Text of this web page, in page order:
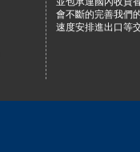
會不斷的完善我們
速度安排進出口等